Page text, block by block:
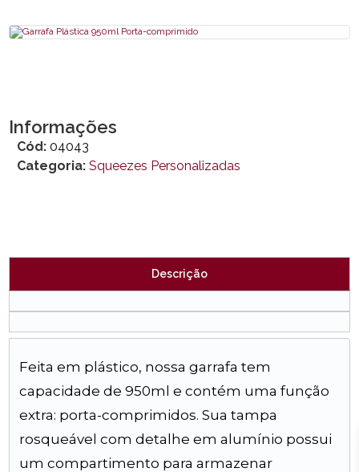
Informações
Cód: 04043
Categoria: Squeezes Personalizadas
Descrição
Feita em plástico, nossa garrafa tem
capacidade de 950ml e contém uma função
extra: porta-comprimidos. Sua tampa
rosqueável com detalhe em alumínio possui
um compartimento para armazenar